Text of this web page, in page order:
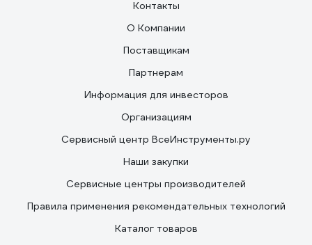
Контакты
О Компании
Поставщикам
Партнерам
Информация для инвесторов
Организациям
Сервисный центр ВсеИнструменты.ру
Наши закупки
Сервисные центры производителей
Правила применения рекомендательных технологий
Каталог товаров